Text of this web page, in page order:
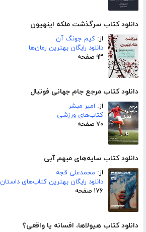
دانلود کتاب سرگذشت ملکه اینهیون
از: کیم جونگ آن
دانلود رایگان بهترین رمان‌ها
۹۳ صفحه
دانلود کتاب مرجع جام جهانی فوتبال
از: امیر مبشر
کتاب‌های ورزشی
۷۰ صفحه
دانلود کتاب سایه‌های مبهم آبی
از: محمدعلی قجه
دانلود رایگان بهترین کتاب‌های داستان
۱۷۶ صفحه
دانلود کتاب هیولاها، افسانه یا واقعی؟